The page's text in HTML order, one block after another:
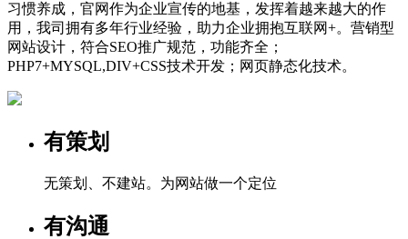
习惯养成，官网作为企业宣传的地基，发挥着越来越大的作
用，我司拥有多年行业经验，助力企业拥抱互联网+。营销型
网站设计，符合SEO推广规范，功能齐全；
PHP7+MYSQL,DIV+CSS技术开发；网页静态化技术。
有策划
无策划、不建站。为网站做一个定位
有沟通